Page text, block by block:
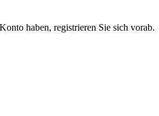
haben, registrieren Sie sich vorab.